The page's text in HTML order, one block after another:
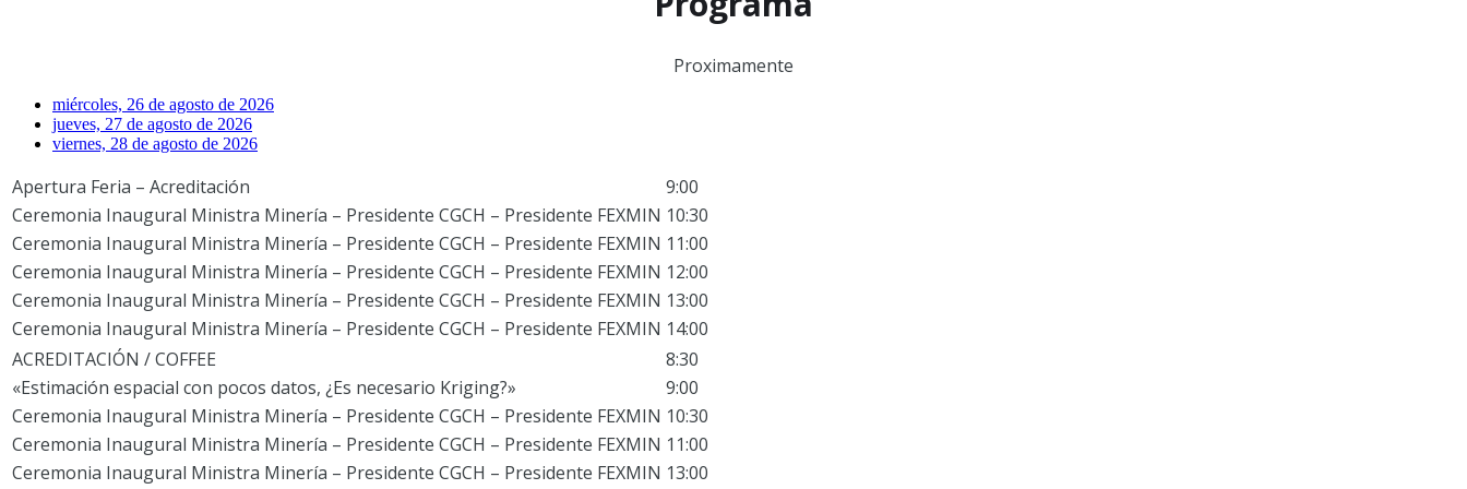
Proximamente
miércoles, 26 de agosto de 2026
jueves, 27 de agosto de 2026
viernes, 28 de agosto de 2026
Apertura Feria – Acreditación
9:00
Ceremonia Inaugural Ministra Minería – Presidente CGCH – Presidente FEXMIN 10:30
Ceremonia Inaugural Ministra Minería – Presidente CGCH – Presidente FEXMIN 11:00
Ceremonia Inaugural Ministra Minería – Presidente CGCH – Presidente FEXMIN 12:00
Ceremonia Inaugural Ministra Minería – Presidente CGCH – Presidente FEXMIN 13:00
Ceremonia Inaugural Ministra Minería – Presidente CGCH – Presidente FEXMIN 14:00
ACREDITACIÓN / COFFEE
8:30
«Estimación espacial con pocos datos, ¿Es necesario Kriging?»
9:00
Ceremonia Inaugural Ministra Minería – Presidente CGCH – Presidente FEXMIN 10:30
Ceremonia Inaugural Ministra Minería – Presidente CGCH – Presidente FEXMIN 11:00
Ceremonia Inaugural Ministra Minería – Presidente CGCH – Presidente FEXMIN 13:00